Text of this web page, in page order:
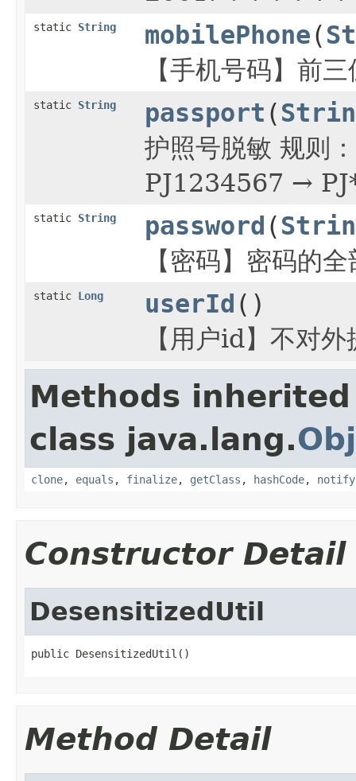
static String mobilePhone(
【手机号码】前
static String passport (
护照号脱敏 规则
PJ1234567 →
static String password (
【密码】密码的
static Long userId ()
【用户id】不对
Methods
class java.lang.
clone, equals , finalize, getClass , hashCode, notify
Constructor Detail
DesensitizedUtil
public DesensitizedUtil()
Method Detail